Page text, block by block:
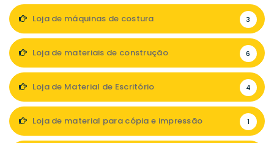
Loja de máquinas de costura 3
Loja de materiais de construção 6
Loja de Material de Escritório 4
Loja de material para cópia e impressão 1